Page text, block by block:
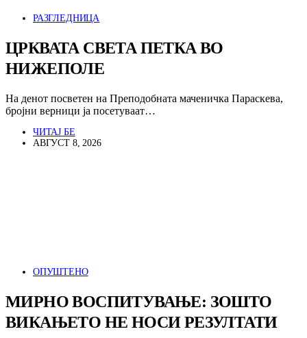
РАЗГЛЕДНИЦА
ЦРКВАТА СВЕТА ПЕТКА ВО
НИЖЕПОЛЕ
На денот посветен на Преподобната маченичка Параскева,
бројни верници ја посетуваат…
ЧИТАЈ БЕ
АВГУСТ 8, 2026
ОПУШТЕНО
МИРНО ВОСПИТУВАЊЕ: ЗОШТО
ВИКАЊЕТО НЕ НОСИ РЕЗУЛТАТИ